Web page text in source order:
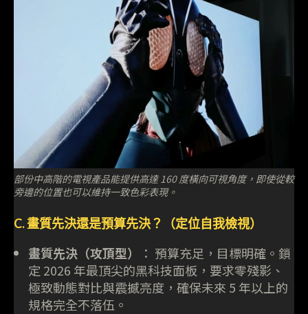
部份中高階的電視產品能提供高達 160 度橫向可視角度，即使從較
旁邊的位置也可以維持一致色彩表現。
C. 畫質先決還是預算先決？（定位自我檢視）
畫質先決（攻頂型）
： 預算充足，目標明確。鎖
定 2026 年最頂尖的黑科技面板，要求零殘影、
極致動態對比與震撼亮度，確保未來 5 年以上的
規格完全不落伍。